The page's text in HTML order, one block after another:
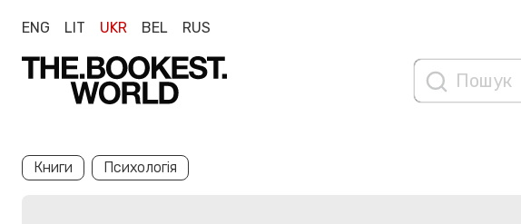
ENG LIT UKR BEL RUS
Книги Психологія